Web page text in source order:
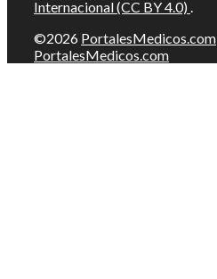
Internacional (CC BY 4.0) .
©2026 PortalesMedicos.com
PortalesMedicos.com